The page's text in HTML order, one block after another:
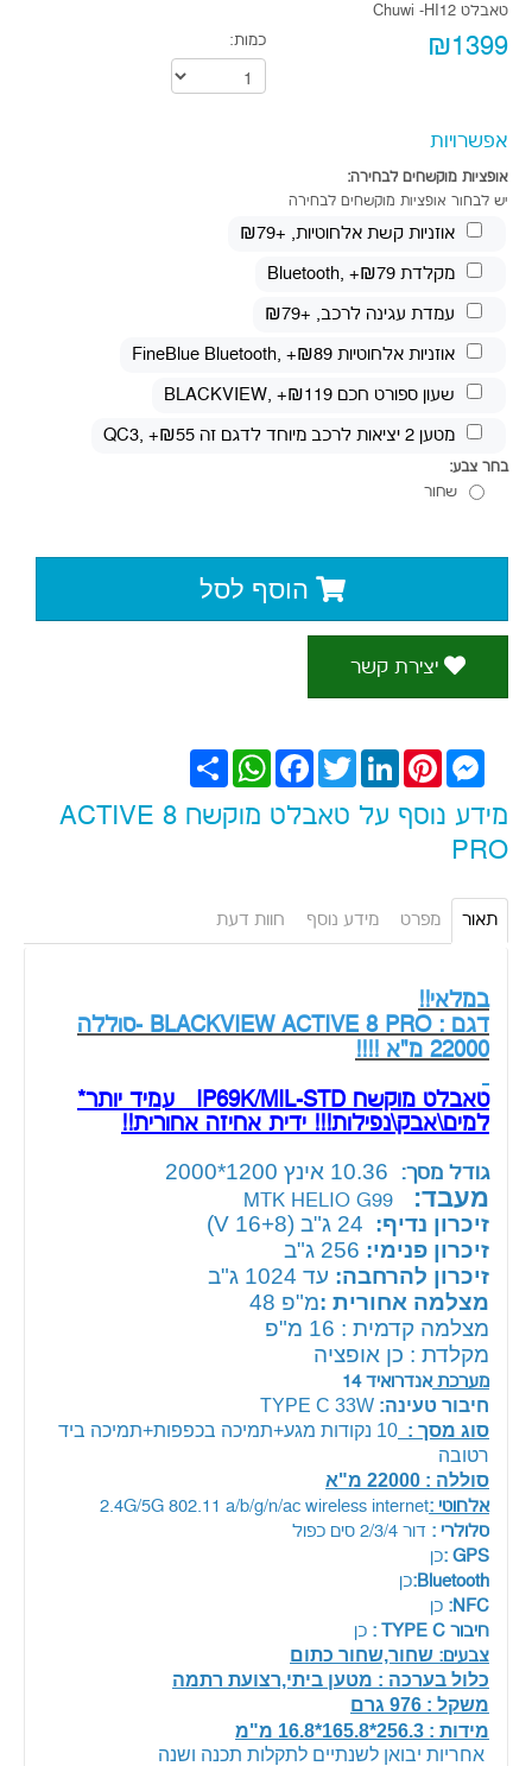
טאבלט Chuwi -HI12
₪1399 כמות:
אפשרויות
אופציות מוקשחים לבחירה:
יש לבחור אופציות מוקשחים לבחירה
אוזניות קשת אלחוטיות, +₪79
מקלדת Bluetooth , +₪79
עמדת עגינה לרכב, +₪79
אוזניות אלחוטיות FineBlue Bluetooth , +₪89
שעון ספורט חכם BLACKVIEW , +₪119
מטען 2 יציאות לרכב מיוחד לדגם זה QC3
, +₪55
בחר צבע:
שחור
הוסף לסל
יצירת קשר
שתף
WhatsAppFacebook TwitterLinkedInPinterest
Messenger
מידע נוסף על טאבלט מוקשח ACTIVE 8
PRO
תאור מפרט מידע נוסף חוות דעת
במלאי!!
דגם : BLACKVIEW ACTIVE 8 PRO -סוללה
22000 מ"א !!!!
טאבלט מוקשח IP69K/MIL-STD עמיד יותר*
למים\אבק\נפילות!!! ידית אחיזה אחורית!!
גודל מסך: 10.36 אינץ 1200*2000
מעבד:
זיכרון נדיף: 24 ג"ב (16+8 V)
זיכרון פנימי: 256 ג"ב
זיכרון להרחבה: עד 1024 ג"ב
מצלמה אחורית :מ"פ 48
מצלמה קדמית : 16 מ"פ
מקלדת : כן אופציה
מערכתאנדרואיד 14
חיבור טעינה:
סוג מסך :
10 נקודות מגע+תמיכה בכפפות+תמיכה ביד
רטובה
סוללה : 22000 מ"א
אלחוטי :2.4G/5G 802.11 a/b/g/n/ac wireless internet
סלולרי : דור 2/3/4 סים כפול
GPS : כן
Bluetooth: כן
NFC:
כן
חיבור TYPE C :
כן
צבעים: שחור,שחור כתום
כלול בערכה : מטען ביתי,רצועת רתמה
משקל : 976 גרם
מידות : 256.3*165.8*16.8 מ"מ
אחריות יבואן לשנתיים לתקלות תכנה ושנה